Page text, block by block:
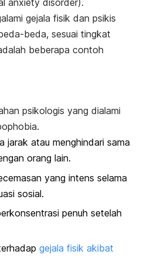
anxiety disorder).
gejala fisik dan psikis
beda, sesuai tingkat
beberapa contoh
psikologis yang dialami
.
jarak atau menghindari sama
orang lain.
yang intens selama
sosial.
penuh setelah
gejala fisik akibat